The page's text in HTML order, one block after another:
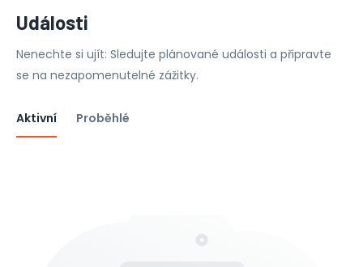
Události
Nenechte si ujít: Sledujte plánované události a připravte
se na nezapomenutelné zážitky.
Aktivní Proběhlé